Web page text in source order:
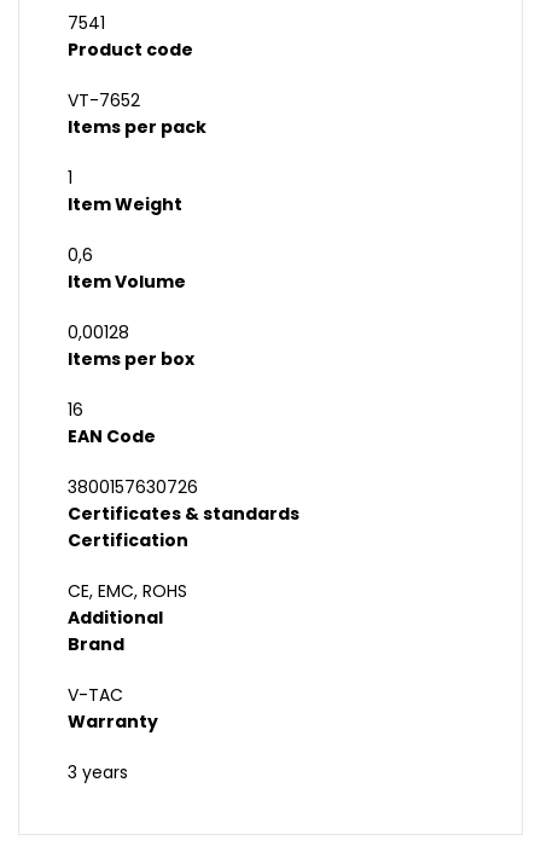
7541
Product code
VT-7652
Items per pack
1
Item Weight
0,6
Item Volume
0,00128
Items per box
16
EAN Code
3800157630726
Certificates & standards
Certification
CE, EMC, ROHS
Additional
Brand
V-TAC
Warranty
3 years